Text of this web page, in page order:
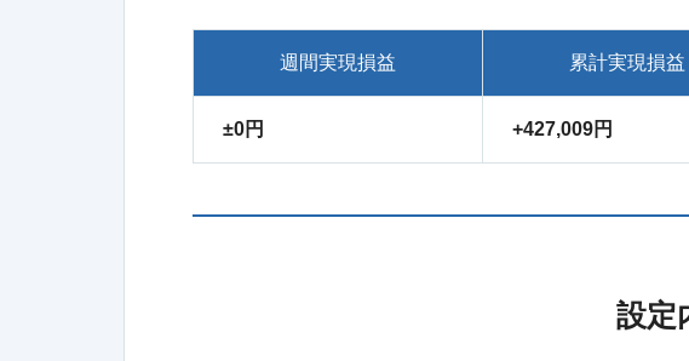
週間実現損益 累計実現損益
±0円 +427,009円
設定